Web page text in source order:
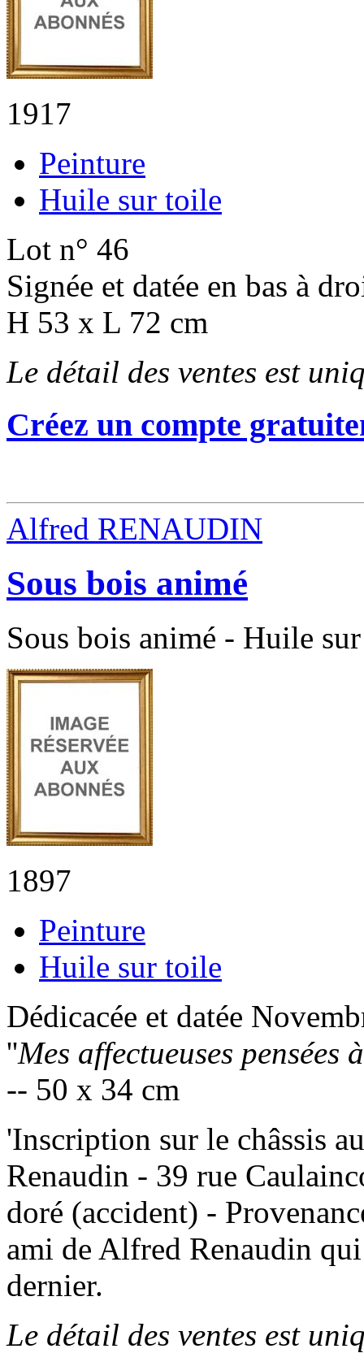
1917
Peinture
Huile sur toile
Lot n° 46
Signée et datée en bas à
H 53 x L 72 cm
Le détail des ventes est
Créez un compte
Alfred RENAUDIN
Sous bois animé
Sous bois animé - Huile
1897
Peinture
Huile sur toile
Dédicacée et datée
''Mes affectueuses
-​- 50 x 34 cm
'Inscription sur le châssis
Renaudin - 39 rue
doré (accident) -
ami de Alfred Renaudin
dernier.
Le détail des ventes est